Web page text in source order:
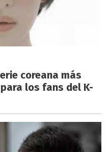
coreana más
los fans del K-